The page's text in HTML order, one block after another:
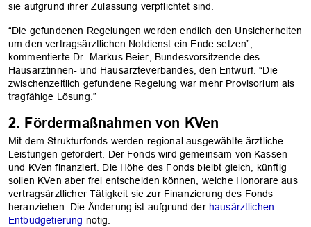
sie aufgrund ihrer Zulassung verpflichtet sind.
“Die gefundenen Regelungen werden endlich den Unsicherheiten
um den vertragsärztlichen Notdienst ein Ende setzen”,
kommentierte Dr. Markus Beier, Bundesvorsitzende des
Hausärztinnen- und Hausärzteverbandes, den Entwurf. “Die
zwischenzeitlich gefundene Regelung war mehr Provisorium als
tragfähige Lösung.”
2. Fördermaßnahmen von KVen
Mit dem Strukturfonds werden regional ausgewählte ärztliche
Leistungen gefördert. Der Fonds wird gemeinsam von Kassen
und KVen finanziert. Die Höhe des Fonds bleibt gleich, künftig
sollen KVen aber frei entscheiden können, welche Honorare aus
vertragsärztlicher Tätigkeit sie zur Finanzierung des Fonds
heranziehen. Die Änderung ist aufgrund der hausärztlichen
Entbudgetierung nötig.